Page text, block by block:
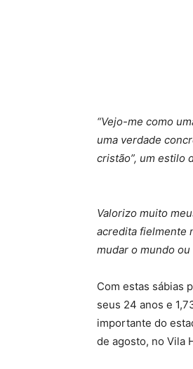
“Vejo-me como
uma verdade
cristão”, um estilo
Valorizo muito
acredita fielmente
mudar o mundo
Com estas sábias
seus 24 anos e
importante do
de agosto, no Vila